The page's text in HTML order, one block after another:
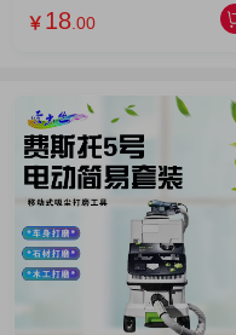
￥ 18 .00